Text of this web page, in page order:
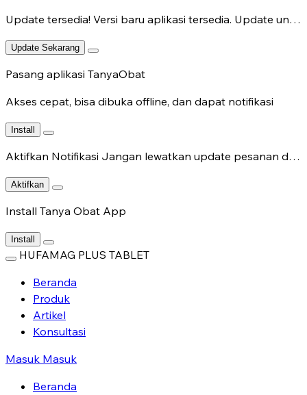
Update tersedia! Versi baru aplikasi tersedia. Update untuk fitur terbaru.
Update Sekarang
Pasang aplikasi TanyaObat
Akses cepat, bisa dibuka offline, dan dapat notifikasi
Install
Aktifkan Notifikasi Jangan lewatkan update pesanan dan chat dokter.
Aktifkan
Install Tanya Obat App
Install
HUFAMAG PLUS TABLET
Beranda
Produk
Artikel
Konsultasi
Masuk Masuk
Beranda